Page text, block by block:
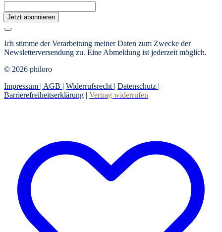
Jetzt abonnieren
Ich stimme der Verarbeitung meiner Daten zum Zwecke der
Newsletterversendung zu. Eine Abmeldung ist jederzeit möglich.
© 2026 philoro
Impressum | AGB | Widerrufsrecht | Datenschutz |
Barrierefreiheitserklärung | Vertrag widerrufen